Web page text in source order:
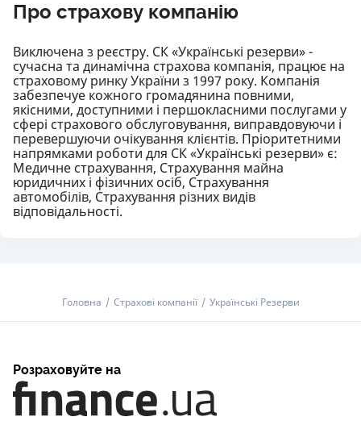
Про страхову компанію
Виключена з реєстру. СК «Українські резерви» -
сучасна та динамічна страхова компанія, працює на
страховому ринку України з 1997 року. Компанія
забезпечуе кожного громадянина повними,
якісними, доступними і першокласними послугами у
сфері страхового обслуговування, виправдовуючи і
перевершуючи очікування клієнтів. Пріоритетними
напрямками роботи для СК «Українські резерви» є:
Медичне страхування, Страхування майна
юридичних і фізичних осіб, Страхування
автомобілів, Страхування різних видів
відповідальності.
Головна Страхові компанії Українські Резерви
Розраховуйте на